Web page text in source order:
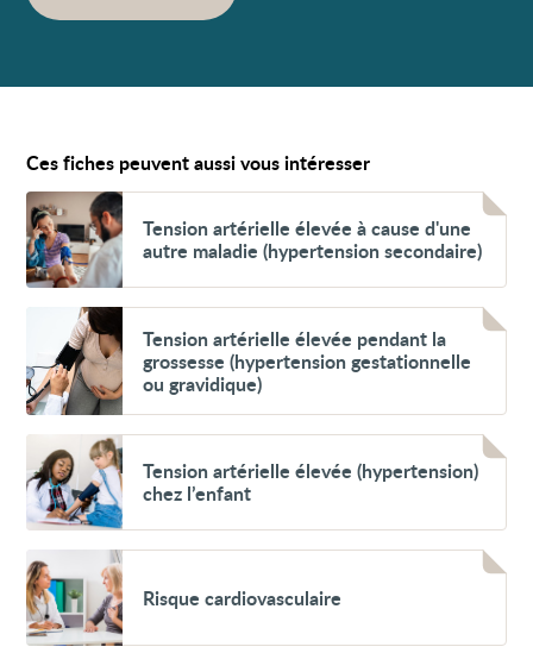
Ces fiches peuvent aussi vous intéresser
Voir
Tension
artérielle
élevée
à
maladie
(hypertension
secondaire)
Tension artérielle élevée à cause d'une
autre maladie (hypertension secondaire)
Tension
artérielle
élevée
pendant
la
grossesse
(hypertension
gestationnelle
ou
gravidique)
Tension artérielle élevée pendant la
grossesse (hypertension gestationnelle
ou gravidique)
Tension
artérielle
élevée
(hypertension)
l’enfant
Tension artérielle élevée (hypertension)
chez l’enfant
Voir
Risque
cardiovasculaireRisque cardiovasculaire